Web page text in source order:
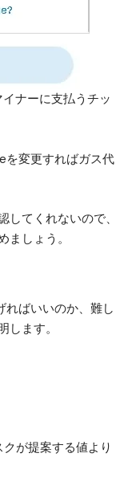
ナーに支払うチッ
を変更すればガス代
てくれないので、
しょう。
ばいいのか、難し
ます。
が提案する値より